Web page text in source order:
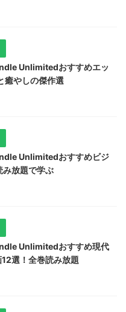
Unlimitedおすすめエッ
癒やしの傑作選
Unlimitedおすすめビジ
み放題で学ぶ
Unlimitedおすすめ現代
選！全巻読み放題